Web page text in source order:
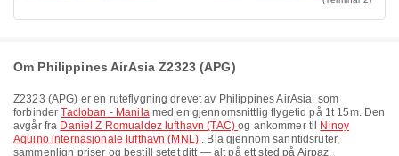
Om Philippines AirAsia Z2323 (APG)
Z2323 (APG) er en ruteflygning drevet av Philippines AirAsia, som
forbinderTacloban - Manilamed en gjennomsnittlig flygetid på 1t 15m. Den
avgår fra Daniel Z Romualdez lufthavn (TAC)og ankommer til
Ninoy
Aquino internasjonale lufthavn (MNL) . Bla gjennom sanntidsruter,
sammenlign priser og bestill setet ditt — alt på ett sted på Airpaz.